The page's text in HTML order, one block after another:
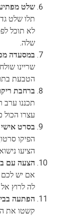
שלט
תלו שלט
לא תוכל
שלה.
במסעדה
שריינו
הטבעת
ברחבת
תכננו
עצרו הכול
בסרט אישי
הפיקו
הציעו
הצעה עם
אם יש לכם
לה לרוץ
הפתעה
קשטו את